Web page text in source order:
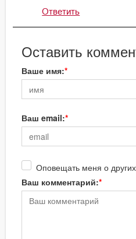
Ответить
Оставить
Ваше имя:
Ваш email:
Оповещать меня о
Ваш комментарий: